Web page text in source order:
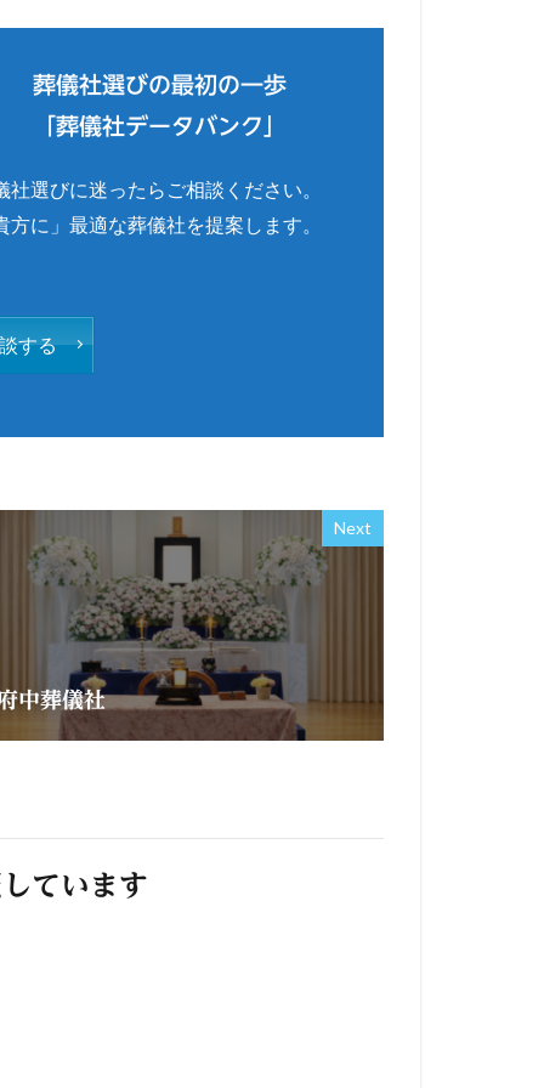
葬儀社選びの最初の一歩
「葬儀社データバンク」
社選びに迷ったらご相談ください。
方に」最適な葬儀社を提案します。
する
Next
中葬儀社
ています